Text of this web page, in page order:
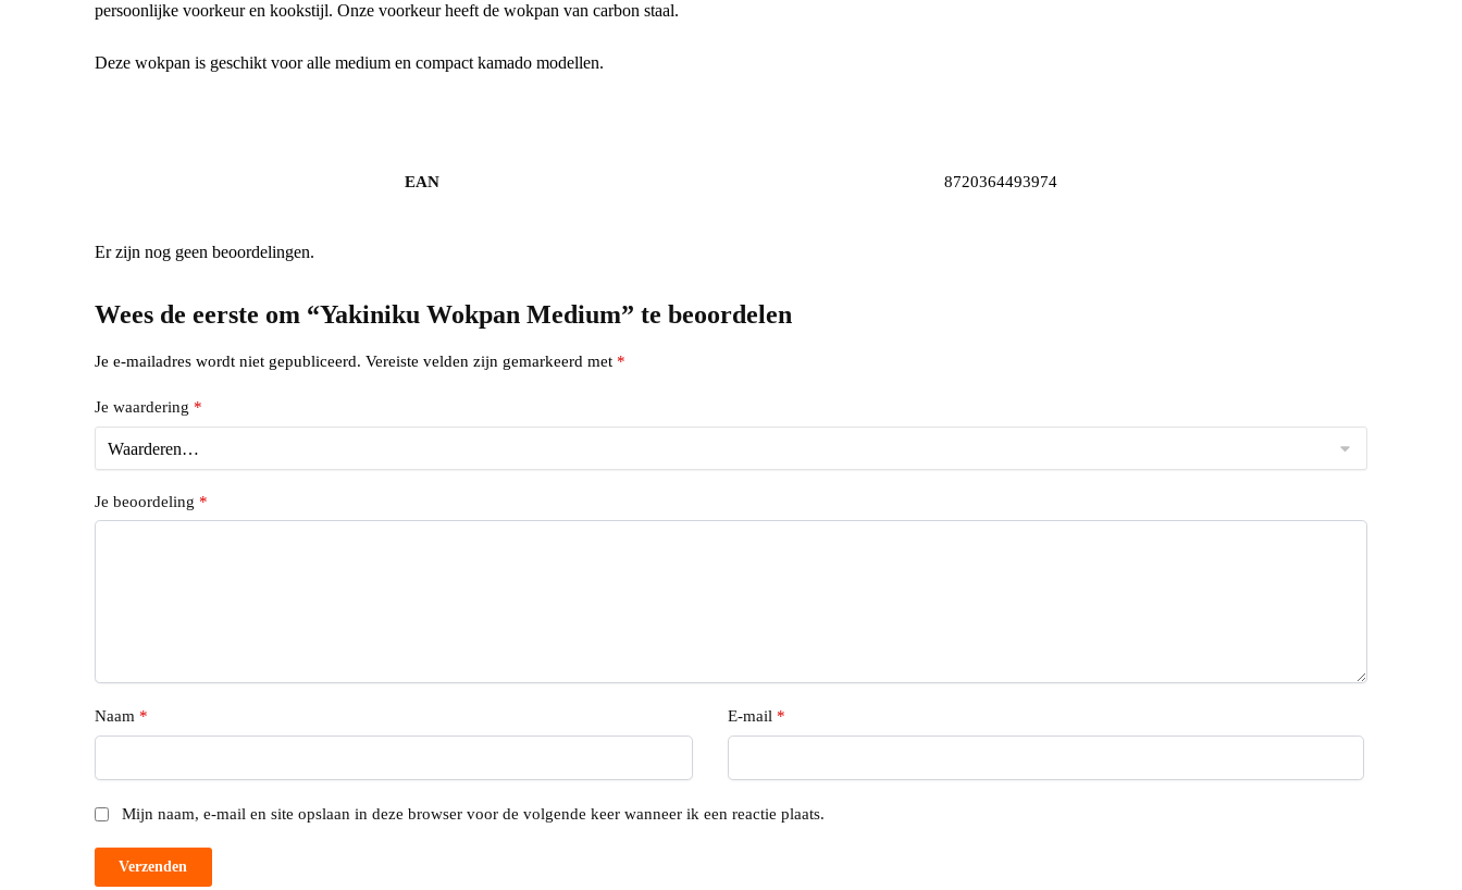
persoonlijke voorkeur en kookstijl. Onze voorkeur heeft de wokpan van carbon staal.
Deze wokpan is geschikt voor alle medium en compact kamado modellen.
EAN 8720364493974
Er zijn nog geen beoordelingen.
Wees de eerste om “Yakiniku Wokpan Medium” te beoordelen
Je e-mailadres wordt niet gepubliceerd. Vereiste velden zijn gemarkeerd met *
Je waardering *
Je beoordeling *
Naam * E-mail *
Mijn naam, e-mail en site opslaan in deze browser voor de volgende keer wanneer ik een reactie plaats.